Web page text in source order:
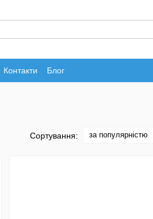
Контакти Блог
Сортування: за популярністю